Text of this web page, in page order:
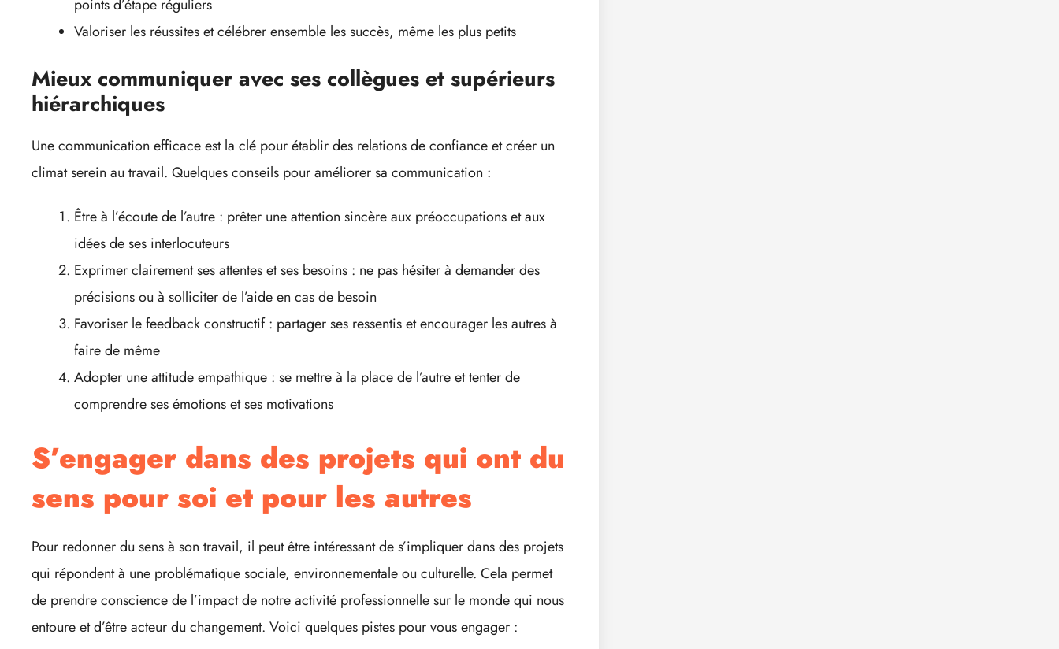
points d’étape réguliers
Valoriser les réussites et célébrer ensemble les succès, même les plus petits
Mieux communiquer avec ses collègues et supérieurs
hiérarchiques
Une communication efficace est la clé pour établir des relations de confiance et créer un
climat serein au travail. Quelques conseils pour améliorer sa communication :
Être à l’écoute de l’autre : prêter une attention sincère aux préoccupations et aux
idées de ses interlocuteurs
Exprimer clairement ses attentes et ses besoins : ne pas hésiter à demander des
précisions ou à solliciter de l’aide en cas de besoin
Favoriser le feedback constructif : partager ses ressentis et encourager les autres à
faire de même
Adopter une attitude empathique : se mettre à la place de l’autre et tenter de
comprendre ses émotions et ses motivations
S’engager dans des projets qui ont du
sens pour soi et pour les autres
Pour redonner du sens à son travail, il peut être intéressant de s’impliquer dans des projets
qui répondent à une problématique sociale, environnementale ou culturelle. Cela permet
de prendre conscience de l’impact de notre activité professionnelle sur le monde qui nous
entoure et d’être acteur du changement. Voici quelques pistes pour vous engager :